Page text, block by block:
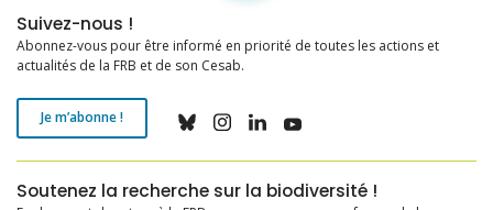
Suivez-nous !
Abonnez-vous pour être informé en priorité de toutes les actions et
actualités de la FRB et de son Cesab.
Je m’abonne !
Soutenez la recherche sur la biodiversité !